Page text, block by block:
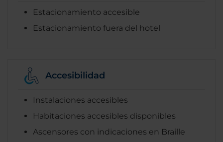
Estacionamiento accesible
Estacionamiento fuera del hotel
Accesibilidad
Instalaciones accesibles
Habitaciones accesibles disponibles
Ascensores con indicaciones en Braille